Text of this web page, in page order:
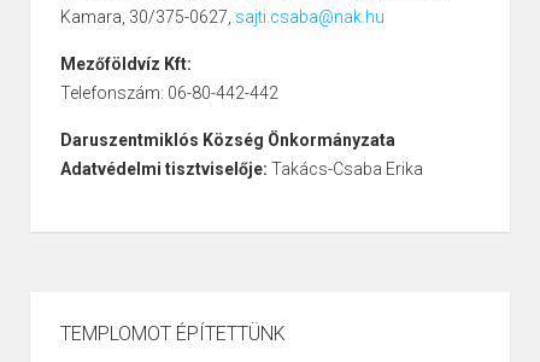
Kamara, 30/375-0627, sajti.csaba@nak.hu
Mezőföldvíz Kft:
Telefonszám: 06-80-442-442
Daruszentmiklós Község Önkormányzata
Adatvédelmi tisztviselője: Takács-Csaba Erika
TEMPLOMOT ÉPÍTETTÜNK